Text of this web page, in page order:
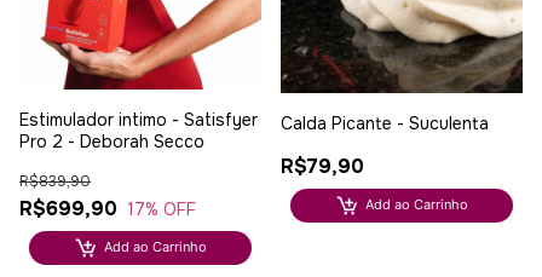
Estimulador intimo - Satisfyer
Pro 2 - Deborah Secco
R$699,90
R$839,90
17% OFF
Add ao Carrinho
Calda Picante - Suculenta
R$79,90
Add ao Carrinho